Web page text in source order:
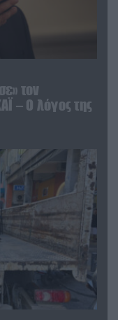
τον
– Ο λόγος της